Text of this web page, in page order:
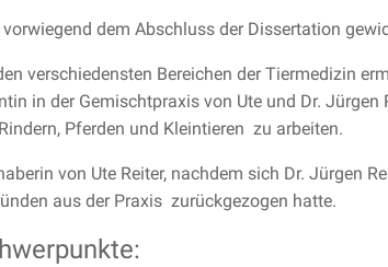
dem Abschluss der Dissertation
verschiedensten Bereichen der Tiermedizin
in der Gemischtpraxis von Ute und Dr. Jürgen
Pferden und Kleintieren  zu arbeiten.
von Ute Reiter, nachdem sich Dr. Jürgen
aus der Praxis zurückgezogen hatte.